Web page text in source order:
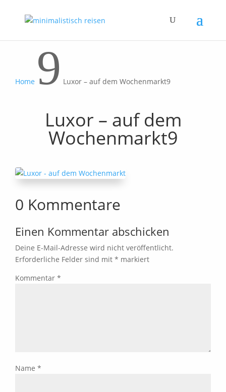
Home 9 Luxor – auf dem Wochenmarkt9
Luxor – auf dem
Wochenmarkt9
0 Kommentare
Einen Kommentar abschicken
Deine E-Mail-Adresse wird nicht veröffentlicht.
Erforderliche Felder sind mit * markiert
Kommentar *
Name *